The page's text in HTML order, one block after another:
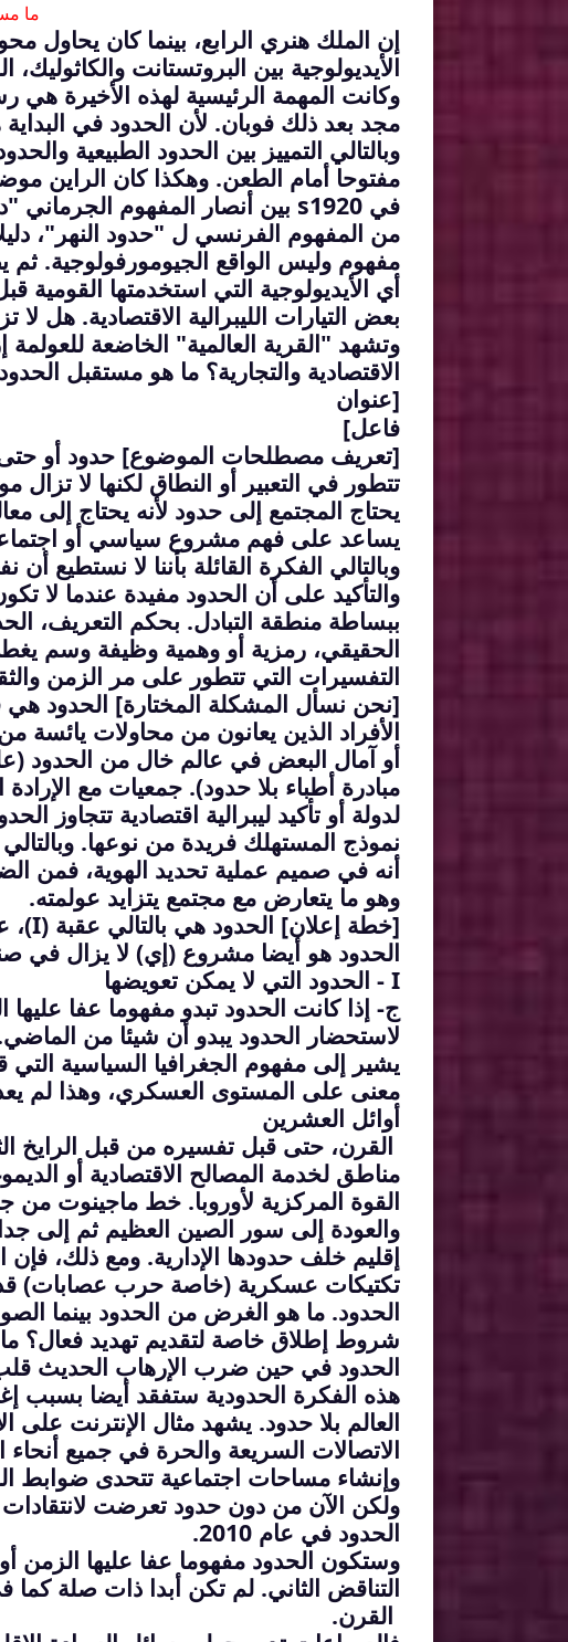
ما
إن الملك هنري الرابع، بينما كان يحاول
الأيديولوجية بين البروتستانت
وكانت المهمة الرئيسية لهذه الأخيرة
مجد بعد ذلك فوبان. لأن الحدود في
وبالتالي التمييز بين الحدود الطبيعية
مفتوحا أمام الطعن. وهكذا كان الراين
في 1920
s بين أنصار المفهوم الجرماني
من المفهوم الفرنسي ل "حدود النهر"،
مفهوم وليس الواقع الجيومورفولوجية.
أي الأيديولوجية التي استخدمتها القومية
بعض التيارات الليبرالية الاقتصادية. هل لا
وتشهد "القرية العالمية" الخاضعة للعولمة
الاقتصادية والتجارية؟ ما هو مستقبل
[عنوان
فاعل]
[تعريف مصطلحات الموضوع] حدود أو
تتطور في التعبير أو النطاق لكنها لا تزال
يحتاج المجتمع إلى حدود لأنه يحتاج إلى
يساعد على فهم مشروع سياسي أو
وبالتالي الفكرة القائلة بأننا لا نستطيع
والتأكيد على أن الحدود مفيدة عندما لا
ببساطة منطقة التبادل. بحكم التعريف،
الحقيقي، رمزية أو وهمية وظيفة وسم
التفسيرات التي تتطور على مر الزمن
[نحن نسأل المشكلة المختارة] الحدود
الأفراد الذين يعانون من محاولات
أو آمال البعض في عالم خال من الحدود
مبادرة أطباء بلا حدود). جمعيات مع الإرادة
لدولة أو تأكيد ليبرالية اقتصادية تتجاوز
نموذج المستهلك فريدة من نوعها.
أنه في صميم عملية تحديد الهوية، فمن
وهو ما يتعارض مع مجتمع يتزايد عولمته.
[خطة إعلان] الحدود هي بالتالي عقبة (I)،
الحدود هو أيضا مشروع (إي) لا يزال في
I - الحدود التي لا يمكن تعويضها
ج- إذا كانت الحدود تبدو مفهوما عفا
لاستحضار الحدود يبدو أن شيئا من
يشير إلى مفهوم الجغرافيا السياسية التي
معنى على المستوى العسكري، وهذا لم يعد
أوائل العشرين
القرن، حتى قبل تفسيره من قبل الرايخ
مناطق لخدمة المصالح الاقتصادية أو
القوة المركزية لأوروبا. خط ماجينوت من
والعودة إلى سور الصين العظيم ثم إلى
إقليم خلف حدودها الإدارية. ومع ذلك، فإن
تكتيكات عسكرية (خاصة حرب عصابات)
الحدود. ما هو الغرض من الحدود بينما
شروط إطلاق خاصة لتقديم تهديد فعال؟ ما
الحدود في حين ضرب الإرهاب الحديث قلب
هذه الفكرة الحدودية ستفقد أيضا بسبب
العالم بلا حدود. يشهد مثال الإنترنت
الاتصالات السريعة والحرة في جميع أنحاء
وإنشاء مساحات اجتماعية تتحدى ضوابط
ولكن الآن من دون حدود تعرضت
الحدود في عام 2010.
وستكون الحدود مفهوما عفا عليها الزمن
التناقض الثاني. لم تكن أبدا ذات صلة كما
القرن.